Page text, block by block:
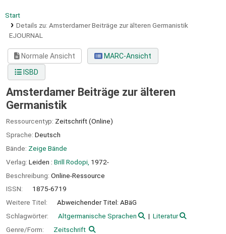
Start
Details zu: Amsterdamer Beiträge zur älteren Germanistik
EJOURNAL
Normale Ansicht
MARC-Ansicht
ISBD
Amsterdamer Beiträge zur älteren
Germanistik
Ressourcentyp: Zeitschrift (Online)
Sprache: Deutsch
Bände: Zeige Bände
Verlag: Leiden : Brill Rodopi, 1972-
Beschreibung: Online-Ressource
ISSN:
1875-6719
Weitere Titel:
Abweichender Titel: ABäG
Schlagwörter:
Altgermanische Sprachen
Literatur
Genre/Form:
Zeitschrift